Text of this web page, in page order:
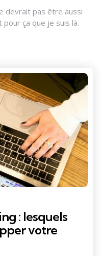
devrait pas être aussi
pour ça que je suis là.
: lesquels
votre